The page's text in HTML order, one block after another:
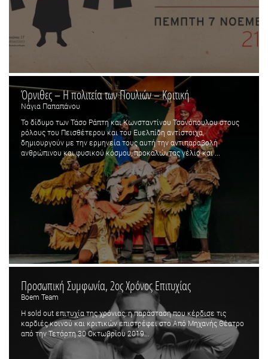
Όρνιθες – Η πολιτεία των Πουλιών – Κριτική
Νάγια Παπαπάνου
Το δίδυμο των Τάσο Ράπτη και Κωνσταντίνου Τσονόπουλου στους
ρόλους του Πεισθέτερου και του Ευελπίδη αντίστοιχα,
δημιουργούν με την ερμηνεία τους αυτή την αντιπαραβολή
ανθρώπινου και φυσικού κόσμου, προκαλώντας γέλιο και ...
Προσωπική Συμφωνία, 2ος Χρόνος Επιτυχίας
Boem Team
Η sold out επιτυχία της χρόνιας, η παράσταση που κέρδισε τις
καρδιές κοινού και κριτικών επιστρέφει στο Από Μηχανής Θέατρο
από την Τετάρτη 30 Οκτωβρίου 2019...